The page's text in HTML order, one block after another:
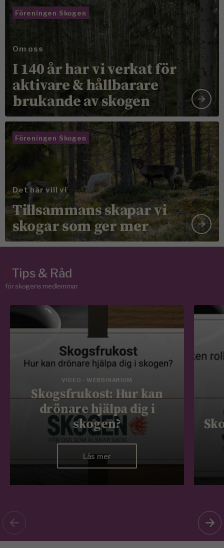
Föreningen Skogen
Om oss
I 140 år har vi verkat för
aktivare & hållbarare
brukande av skogen
Föreningen Skogen
Det här vill vi
Tillsammans skapar vi
skogar som ger mer
/Tips & Råd
för skogens medlemmar
VIDEO - WEBBINARIUM
Skogsfrukost: Hur kan
drönare hjälpa dig i
skogen?
Läs mer